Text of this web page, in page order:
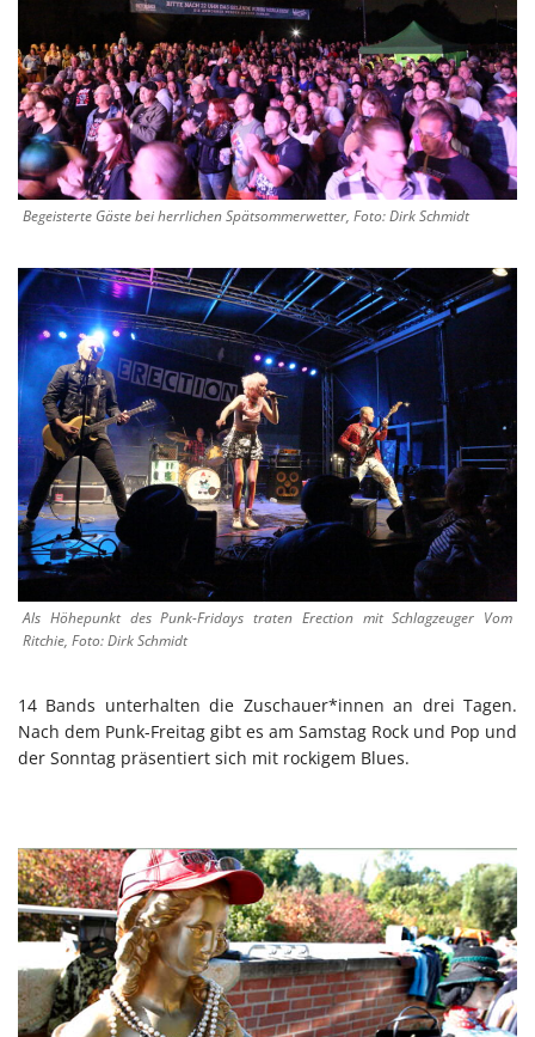
Begeisterte Gäste bei herrlichen Spätsommerwetter, Foto: Dirk Schmidt
Als Höhepunkt des Punk-Fridays traten Erection mit Schlagzeuger Vom
Ritchie, Foto: Dirk Schmidt
14 Bands unterhalten die Zuschauer*innen an drei Tagen.
Nach dem Punk-Freitag gibt es am Samstag Rock und Pop und
der Sonntag präsentiert sich mit rockigem Blues.